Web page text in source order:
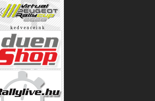
k e d v e n c e i n k